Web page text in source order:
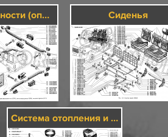
Принадлежности (оперение) Сиденья
Система отопления и вентиляции